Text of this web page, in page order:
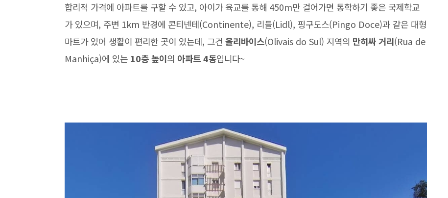
합리적 가격에 아파트를 구할 수 있고, 아이가 육교를 통해 450m만 걸어가면 통학하기 좋은 국제학교
가 있으며, 주변 1km 반경에 콘티넨테(Continente), 리들(Lidl), 핑구도스(Pingo Doce)과 같은 대형
마트가 있어 생활이 편리한 곳이 있는데, 그건 올리바이스(Olivais do Sul) 지역의 만히싸 거리(Rua de
Manhiça)에 있는 10층 높이의 아파트 4동입니다~